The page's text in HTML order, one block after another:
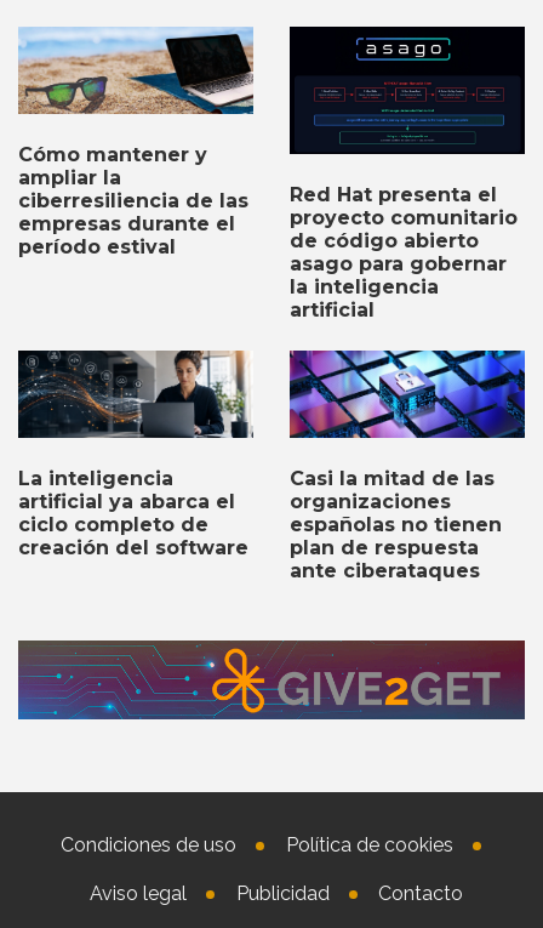
Cómo mantener y
ampliar la
ciberresiliencia de las
empresas durante el
período estival
Red Hat presenta el
proyecto comunitario
de código abierto
asago para gobernar
la inteligencia
artificial
La inteligencia
artificial ya abarca el
ciclo completo de
creación del software
Casi la mitad de las
organizaciones
españolas no tienen
plan de respuesta
ante ciberataques
Condiciones de uso Política de cookies
Aviso legal Publicidad Contacto